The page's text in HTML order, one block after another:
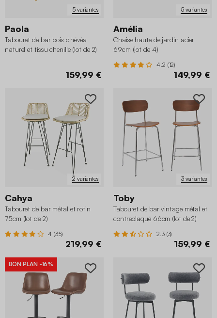
5 variantes
Paola
Tabouret de bar bois d'hévéa
naturel et tissu chenille (lot de 2)
159,99 €
5 variantes
Amélia
Chaise haute de jardin acier
69cm (lot de 4)
4.2 (12)
149,99 €
2 variantes
Cahya
Tabouret de bar métal et rotin
75cm (lot de 2)
4 (35)
219,99 €
3 variantes
Toby
Tabouret de bar vintage métal et
contreplaqué 66cm (lot de 2)
2.3 (3)
159,99 €
BON PLAN -16%